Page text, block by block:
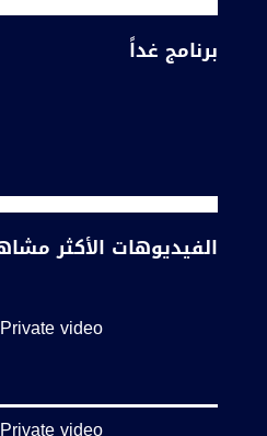
برنامج غداً
الفيديوهات الأكثر
Private video